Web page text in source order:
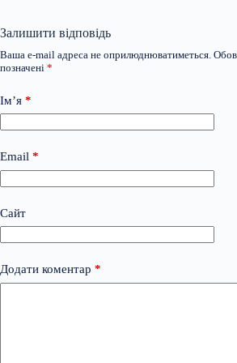
Залишити відповідь
Ваша e-mail адреса не оприлюднюватиметься.
позначені *
Ім’я *
Email *
Сайт
Додати коментар *